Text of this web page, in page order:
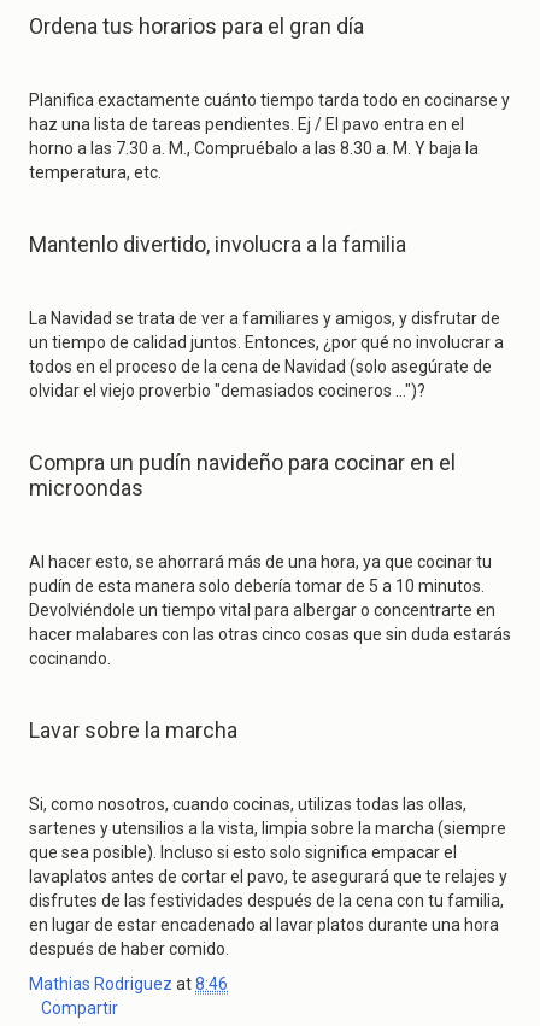
Ordena tus horarios para el gran día
Planifica exactamente cuánto tiempo tarda todo en cocinarse y
haz una lista de tareas pendientes. Ej / El pavo entra en el
horno a las 7.30 a. M., Compruébalo a las 8.30 a. M. Y baja la
temperatura, etc.
Mantenlo divertido, involucra a la familia
La Navidad se trata de ver a familiares y amigos, y disfrutar de
un tiempo de calidad juntos. Entonces, ¿por qué no involucrar a
todos en el proceso de la cena de Navidad (solo asegúrate de
olvidar el viejo proverbio "demasiados cocineros ...")?
Compra un pudín navideño para cocinar en el
microondas
Al hacer esto, se ahorrará más de una hora, ya que cocinar tu
pudín de esta manera solo debería tomar de 5 a 10 minutos.
Devolviéndole un tiempo vital para albergar o concentrarte en
hacer malabares con las otras cinco cosas que sin duda estarás
cocinando.
Lavar sobre la marcha
Si, como nosotros, cuando cocinas, utilizas todas las ollas,
sartenes y utensilios a la vista, limpia sobre la marcha (siempre
que sea posible). Incluso si esto solo significa empacar el
lavaplatos antes de cortar el pavo, te asegurará que te relajes y
disfrutes de las festividades después de la cena con tu familia,
en lugar de estar encadenado al lavar platos durante una hora
después de haber comido.
Mathias Rodriguez at8:46
Compartir